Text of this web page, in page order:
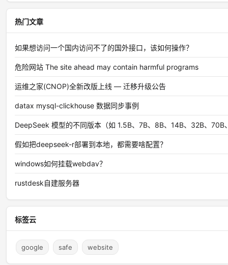
热门文章
如果想访问一个国内访问不了的国外接口，该如何操作？
危险网站 The site ahead may contain harmful programs
运维之家(CNOP)全新改版上线 — 迁移升级公告
datax mysql-clickhouse 数据同步事例
DeepSeek 模型的不同版本（如 1.5B、7B、8B、14B、32B、70B
假如把deepseek-r部署到本地，都需要啥配置？
windows如何挂载webdav？
rustdesk自建服务器
标签云
google safe website